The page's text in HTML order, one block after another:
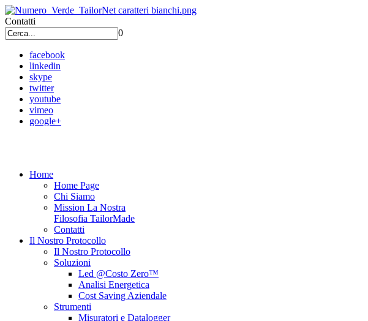
Contatti
0
facebook
linkedin
skype
twitter
youtube
vimeo
google+
Home
Home Page
Chi Siamo
Mission La Nostra
Filosofia TailorMade
Contatti
Il Nostro Protocollo
Il Nostro Protocollo
Soluzioni
Led @Costo Zero™
Analisi Energetica
Cost Saving Aziendale
Strumenti
Misuratori e Datalogger